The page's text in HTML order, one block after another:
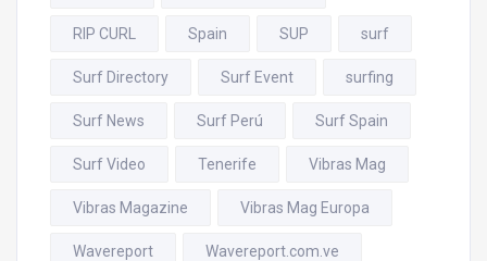
RIP CURL Spain SUP surf
Surf Directory Surf Event surfing
Surf News Surf Perú Surf Spain
Surf Video Tenerife Vibras Mag
Vibras Magazine Vibras Mag Europa
Wavereport Wavereport.com.ve